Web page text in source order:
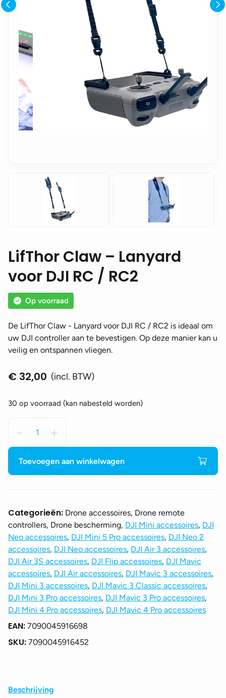
LifThor Claw – Lanyard
voor DJI RC / RC2
Op voorraad
De LifThor Claw - Lanyard voor DJI RC / RC2 is ideaal om
uw DJI controller aan te bevestigen. Op deze manier kan u
veilig en ontspannen vliegen.
€ 32,00 (incl. BTW)
30 op voorraad (kan nabesteld worden)
-
Claw
-
Lanyard
voor
/
RC2
aantal
+
Toevoegen aan winkelwagen
Categorieën: Drone accessoires, Drone remote
controllers, Drone bescherming, DJI Mini accessoires, DJI
Neo accessoires, DJI Mini 5 Pro accessoires, DJI Neo 2
accessoires, DJI Neo accessoires, DJI Air 3 accessoires,
DJI Air 3S accessoires, DJI Flip accessoires, DJI Mavic
accessoires, DJI Air accessoires, DJI Mavic 3 accessoires,
DJI Mini 3 accessoires, DJI Mavic 3 Classic accessoires,
DJI Mini 3 Pro accessoires, DJI Mavic 3 Pro accessoires,
DJI Mini 4 Pro accessoires, DJI Mavic 4 Pro accessoires
EAN: 7090045916698
SKU: 7090045916452
Beschrijving